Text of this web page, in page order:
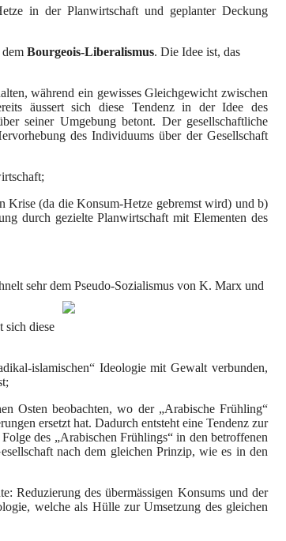
in der Planwirtschaft und geplanter Deckung
Bourgeois-Liberalismus. Die Idee ist, das
während ein gewisses Gleichgewicht zwischen
äussert sich diese Tendenz in der Idee des
seiner Umgebung betont. Der gesellschaftliche
des Individuums über der Gesellschaft
Krise (da die Konsum-Hetze gebremst wird) und b)
durch gezielte Planwirtschaft mit Elementen des
sehr dem Pseudo-Sozialismus von K. Marx und
sich diese
islamischen“ Ideologie mit Gewalt verbunden,
Osten beobachten, wo der „Arabische Frühling“
ersetzt hat. Dadurch entsteht eine Tendenz zur
des „Arabischen Frühlings“ in den betroffenen
nach dem gleichen Prinzip, wie es in den
Reduzierung des übermässigen Konsums und der
welche als Hülle zur Umsetzung des gleichen